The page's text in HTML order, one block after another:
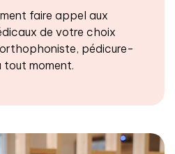
faire appel aux
de votre choix
pédicure-
moment.